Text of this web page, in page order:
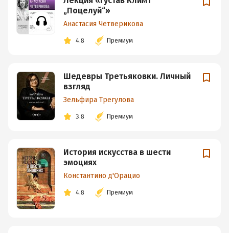
„Поцелуй“»
Анастасия Четверикова
4.8 Премиум
Шедевры Третьяковки. Личный
взгляд
Зельфира Трегулова
3.8 Премиум
История искусства в шести
эмоциях
Константино д'Орацио
4.8 Премиум